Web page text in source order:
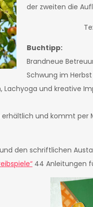
der zweiten die
Buchtipp:
Brandneue
Schwung im
Lachyoga und kreative
und kommt per
den schriftlichen
44 Anleitungen